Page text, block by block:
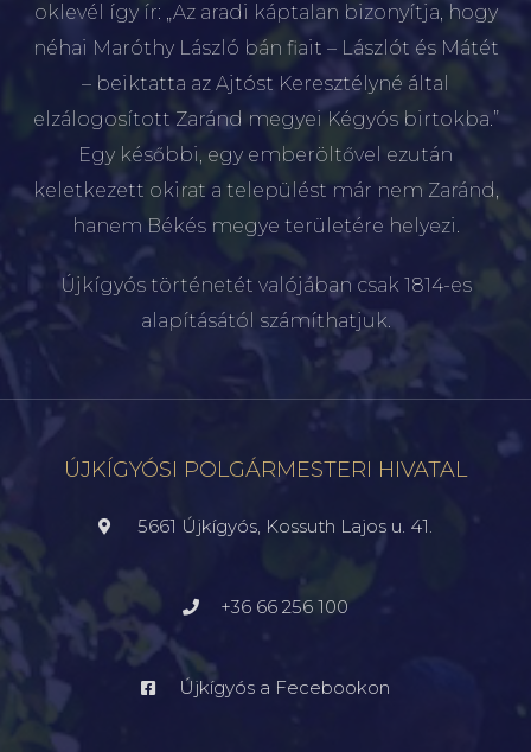
oklevél így ír: „Az aradi káptalan bizonyítja, hogy
néhai Maróthy László bán fiait – Lászlót és Mátét
– beiktatta az Ajtóst Keresztélyné által
elzálogosított Zaránd megyei Kégyós birtokba.”
Egy későbbi, egy emberöltővel ezután
keletkezett okirat a települést már nem Zaránd,
hanem Békés megye területére helyezi.
Újkígyós történetét valójában csak 1814-es
alapításától számíthatjuk.
ÚJKÍGYÓSI POLGÁRMESTERI HIVATAL
5661 Újkígyós, Kossuth Lajos u. 41.
+36 66 256 100
Újkígyós a Fecebookon